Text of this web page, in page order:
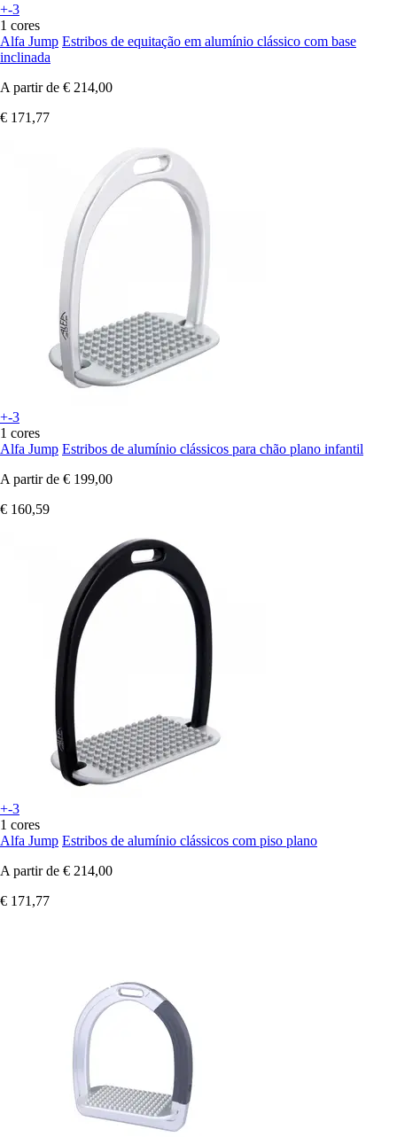
+-3
1 cores
Alfa Jump Estribos de equitação em alumínio clássico com base
inclinada
A partir de € 214,00
€ 171,77
+-3
1 cores
Alfa Jump Estribos de alumínio clássicos para chão plano infantil
A partir de € 199,00
€ 160,59
+-3
1 cores
Alfa Jump Estribos de alumínio clássicos com piso plano
A partir de € 214,00
€ 171,77